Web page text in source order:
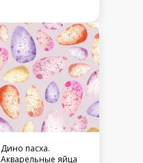
звезды на бледно-
голубом